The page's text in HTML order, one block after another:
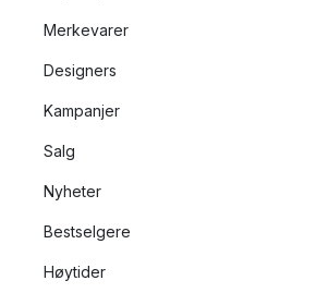
Merkevarer
Designers
Kampanjer
Salg
Nyheter
Bestselgere
Høytider